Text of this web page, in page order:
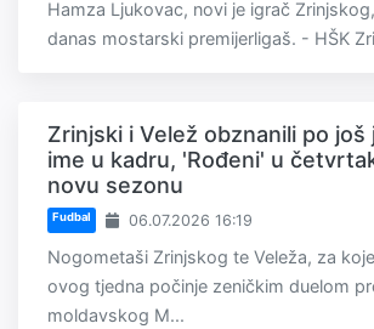
Hamza Ljukovac, novi je igrač
danas mostarski premijerligaš. - HŠK
Zrinjski i Velež obznanili po još
ime u kadru, 'Rođeni' u
novu sezonu
Fudbal 06.07.2026 16:19
Nogometaši Zrinjskog te Veleža, za
ovog tjedna počinje zeničkim duelom
moldavskog M...